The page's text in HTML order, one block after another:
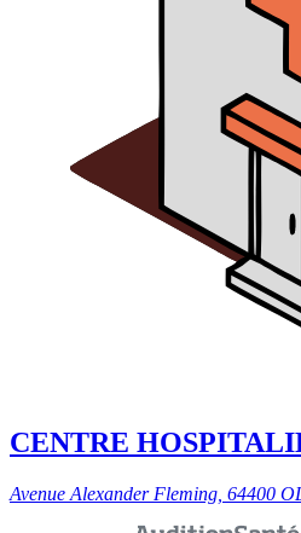
CENTRE
Avenue Alexander Fleming, 64400